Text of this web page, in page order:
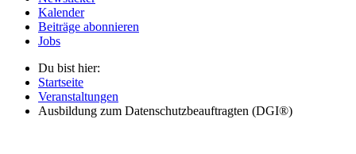
Kalender
Beiträge abonnieren
Jobs
Du bist hier:
Startseite
Veranstaltungen
Ausbildung zum Datenschutzbeauftragten (DGI®)